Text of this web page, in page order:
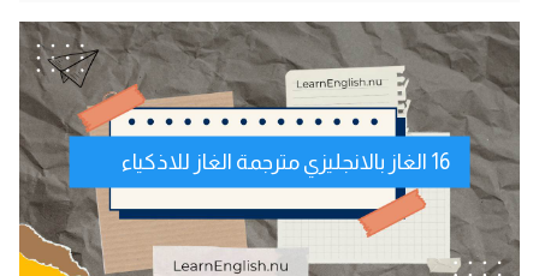
16 الغاز بالانجليزي مترجمة الغاز للاذكياء